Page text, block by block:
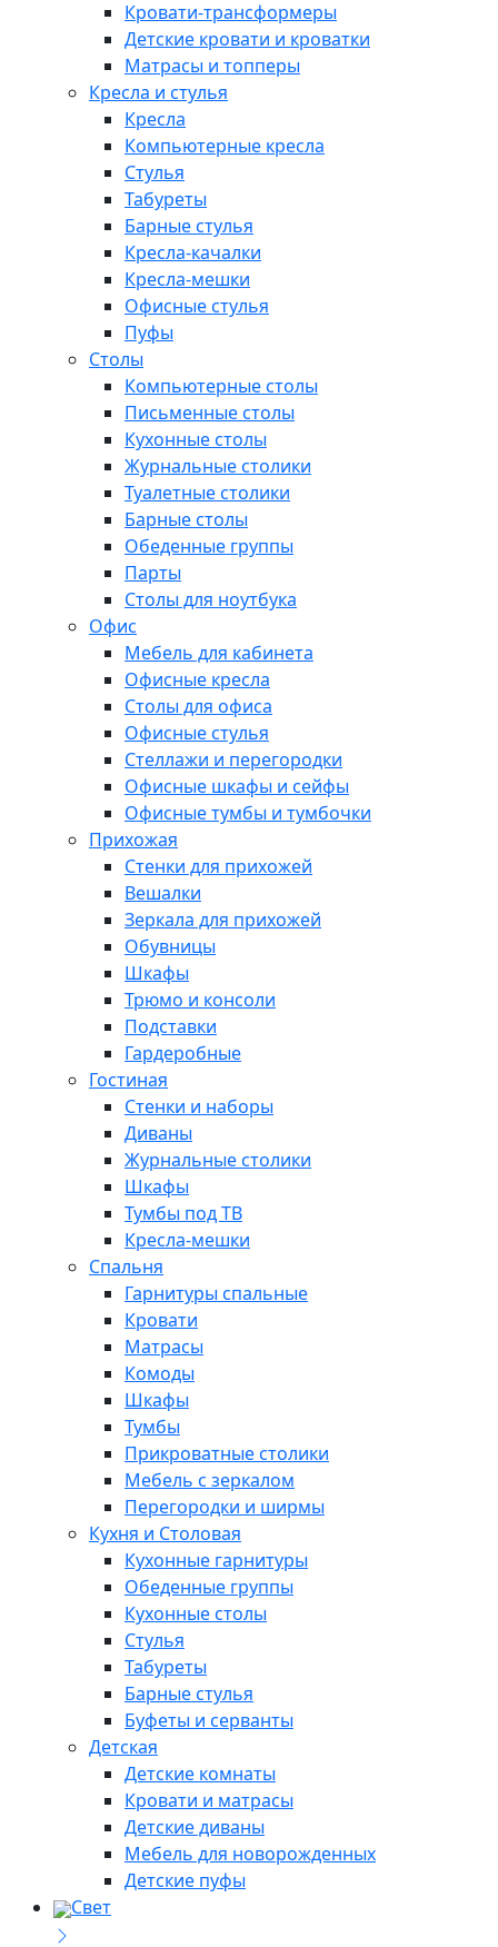
Кровати-трансформеры
Детские кровати и кроватки
Матрасы и топперы
Кресла и стулья
Кресла
Компьютерные кресла
Стулья
Табуреты
Барные стулья
Кресла-качалки
Кресла-мешки
Офисные стулья
Пуфы
Столы
Компьютерные столы
Письменные столы
Кухонные столы
Журнальные столики
Туалетные столики
Барные столы
Обеденные группы
Парты
Столы для ноутбука
Офис
Мебель для кабинета
Офисные кресла
Столы для офиса
Офисные стулья
Стеллажи и перегородки
Офисные шкафы и сейфы
Офисные тумбы и тумбочки
Прихожая
Стенки для прихожей
Вешалки
Зеркала для прихожей
Обувницы
Шкафы
Трюмо и консоли
Подставки
Гардеробные
Гостиная
Стенки и наборы
Диваны
Журнальные столики
Шкафы
Тумбы под ТВ
Кресла-мешки
Спальня
Гарнитуры спальные
Кровати
Матрасы
Комоды
Шкафы
Тумбы
Прикроватные столики
Мебель с зеркалом
Перегородки и ширмы
Кухня и Столовая
Кухонные гарнитуры
Обеденные группы
Кухонные столы
Стулья
Табуреты
Барные стулья
Буфеты и серванты
Детская
Детские комнаты
Кровати и матрасы
Детские диваны
Мебель для новорожденных
Детские пуфы
Свет